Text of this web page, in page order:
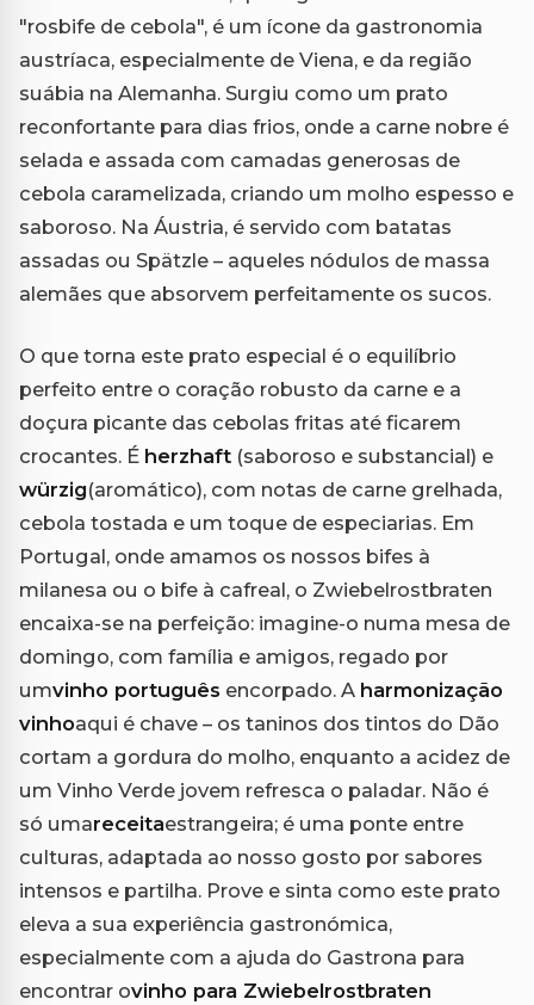
"rosbife de cebola", é um ícone da gastronomia
austríaca, especialmente de Viena, e da região
suábia na Alemanha. Surgiu como um prato
reconfortante para dias frios, onde a carne nobre é
selada e assada com camadas generosas de
cebola caramelizada, criando um molho espesso e
saboroso. Na Áustria, é servido com batatas
assadas ou Spätzle – aqueles nódulos de massa
alemães que absorvem perfeitamente os sucos.
O que torna este prato especial é o equilíbrio
perfeito entre o coração robusto da carne e a
doçura picante das cebolas fritas até ficarem
crocantes. É herzhaft (saboroso e substancial) e
würzig(aromático), com notas de carne grelhada,
cebola tostada e um toque de especiarias. Em
Portugal, onde amamos os nossos bifes à
milanesa ou o bife à cafreal, o Zwiebelrostbraten
encaixa-se na perfeição: imagine-o numa mesa de
domingo, com família e amigos, regado por
umvinho português encorpado. A harmonização
vinhoaqui é chave – os taninos dos tintos do Dão
cortam a gordura do molho, enquanto a acidez de
um Vinho Verde jovem refresca o paladar. Não é
só umareceitaestrangeira; é uma ponte entre
culturas, adaptada ao nosso gosto por sabores
intensos e partilha. Prove e sinta como este prato
eleva a sua experiência gastronómica,
especialmente com a ajuda do Gastrona para
encontrar ovinho para Zwiebelrostbraten